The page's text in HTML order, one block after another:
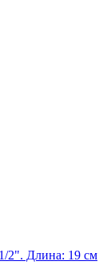
2". Длина: 19 см